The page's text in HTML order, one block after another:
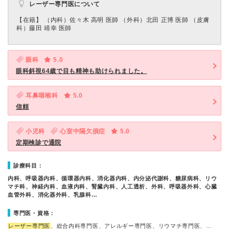
レーザー専門医について
【在籍】 （内科）佐々木 高明 医師 （外科）北田 正博 医師 （皮膚
科）藤田 靖幸 医師
眼科
5.0
眼科斜視64歳で目も精神も助けられました。
耳鼻咽喉科
5.0
信頼
小児科 心室中隔欠損症
5.0
定期検診で通院
診療科目：
内科、呼吸器内科、循環器内科、消化器内科、内分泌代謝科、糖尿病科、リウ
マチ科、神経内科、血液内科、腎臓内科、人工透析、外科、呼吸器外科、心臓
血管外科、消化器外科、乳腺科…
専門医・資格：
レーザー専門医 、総合内科専門医、アレルギー専門医、リウマチ専門医、…